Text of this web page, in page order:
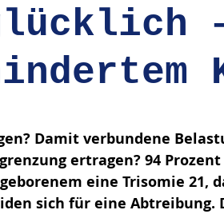
Damit verbundene
ertragen? 94
eine Trisomie 21,
sich für eine Abtreibung.